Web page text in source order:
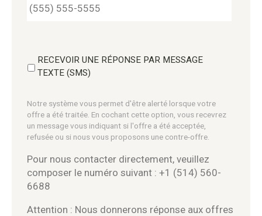
RECEVOIR UNE RÉPONSE PAR MESSAGE
TEXTE (SMS)
Notre système vous permet d'être alerté lorsque votre
offre a été traitée. En cochant cette option, vous recevrez
un message vous indiquant si l'offre a été acceptée,
refusée ou si nous vous proposons une contre-offre.
Pour nous contacter directement, veuillez
composer le numéro suivant : +1 (514) 560-
6688
Attention : Nous donnerons réponse aux offres